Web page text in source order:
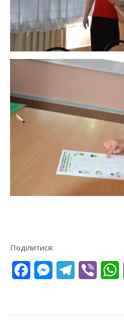
Поділитися:
FacebookMessengerTelegram
Viber